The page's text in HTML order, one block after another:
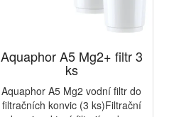
Aquaphor A5 Mg2+ filtr 3
ks
Aquaphor A5 Mg2 vodní filtr do
filtračních konvic (3 ks)Filtrační